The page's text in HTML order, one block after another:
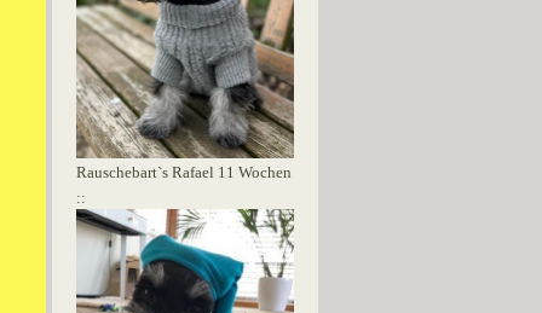
Rauschebart`s Rafael 11 Wochen
::